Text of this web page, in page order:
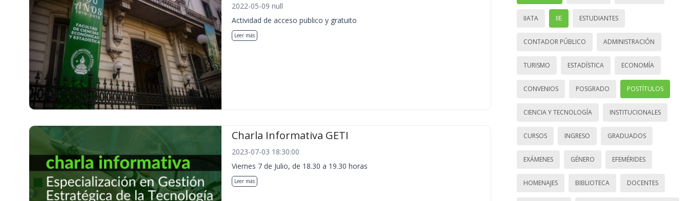
2022-05-09 null
Actividad de acceso publico y gratuito
Leer más
Charla Informativa GETI
2023-07-03 18:30:00
Viernes 7 de Julio, de 18.30 a 19.30 horas
Leer más
IIATA IIE ESTUDIANTES
CONTADOR PÚBLICO ADMINISTRACIÓN
TURISMO ESTADÍSTICA ECONOMÍA
CONVENIOS POSGRADO POSTÍTULOS
CIENCIA Y TECNOLOGÍA INSTITUCIONALES
CURSOS INGRESO GRADUADOS
EXÁMENES GÉNERO EFEMÉRIDES
HOMENAJES BIBLIOTECA DOCENTES